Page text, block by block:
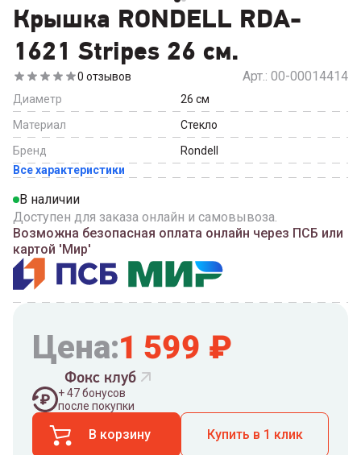
Крышка RONDELL RDA-
1621 Stripes 26 см.
0 отзывов Арт.: 00-00014414
Диаметр 26 см
Материал
Стекло
Бренд
Rondell
Все характеристики
В наличии
Доступен для заказа онлайн и самовывоза.
Возможна безопасная оплата онлайн через ПСБ или
картой 'Мир'
Цена:1 599 ₽
Фокс клуб
+47бонусов
после покупки
В корзину Купить в 1 клик